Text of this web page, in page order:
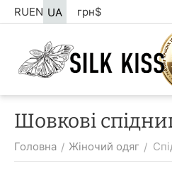
RUEN UA грн$
Шовкові
Головна / Жіночий одяг /